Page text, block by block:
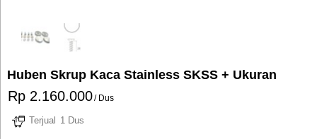
Huben Skrup Kaca Stainless SKSS + Ukuran
Rp 2.160.000/ Dus
Terjual 1 Dus